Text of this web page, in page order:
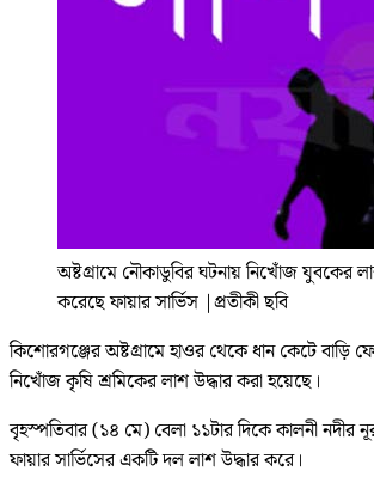
অষ্টগ্রামে নৌকাডুবির ঘটনায় নিখোঁজ যুবকের
করেছে ফায়ার সার্ভিস |প্রতীকী ছবি
কিশোরগঞ্জের অষ্টগ্রামে হাওর থেকে ধান কেটে বাড়ি
নিখোঁজ কৃষি শ্রমিকের লাশ উদ্ধার করা হয়েছে।
বৃহস্পতিবার (১৪ মে) বেলা ১১টার দিকে কালনী নদীর
ফায়ার সার্ভিসের একটি দল লাশ উদ্ধার করে।